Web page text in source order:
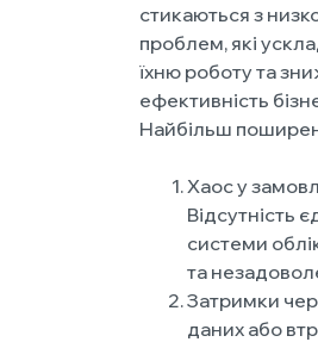
стикаються з
проблем, які
їхню роботу та
ефективність
Найбільш
Хаос у
Відсутність
системи
та
Затримки
даних або